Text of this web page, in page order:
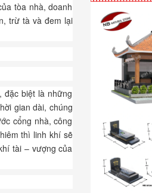
tòa nhà, doanh
trừ tà và đem lại
đặc biệt là những
gian dài, chúng
cổng nhà, công
thì linh khí sẽ
tài – vượng của